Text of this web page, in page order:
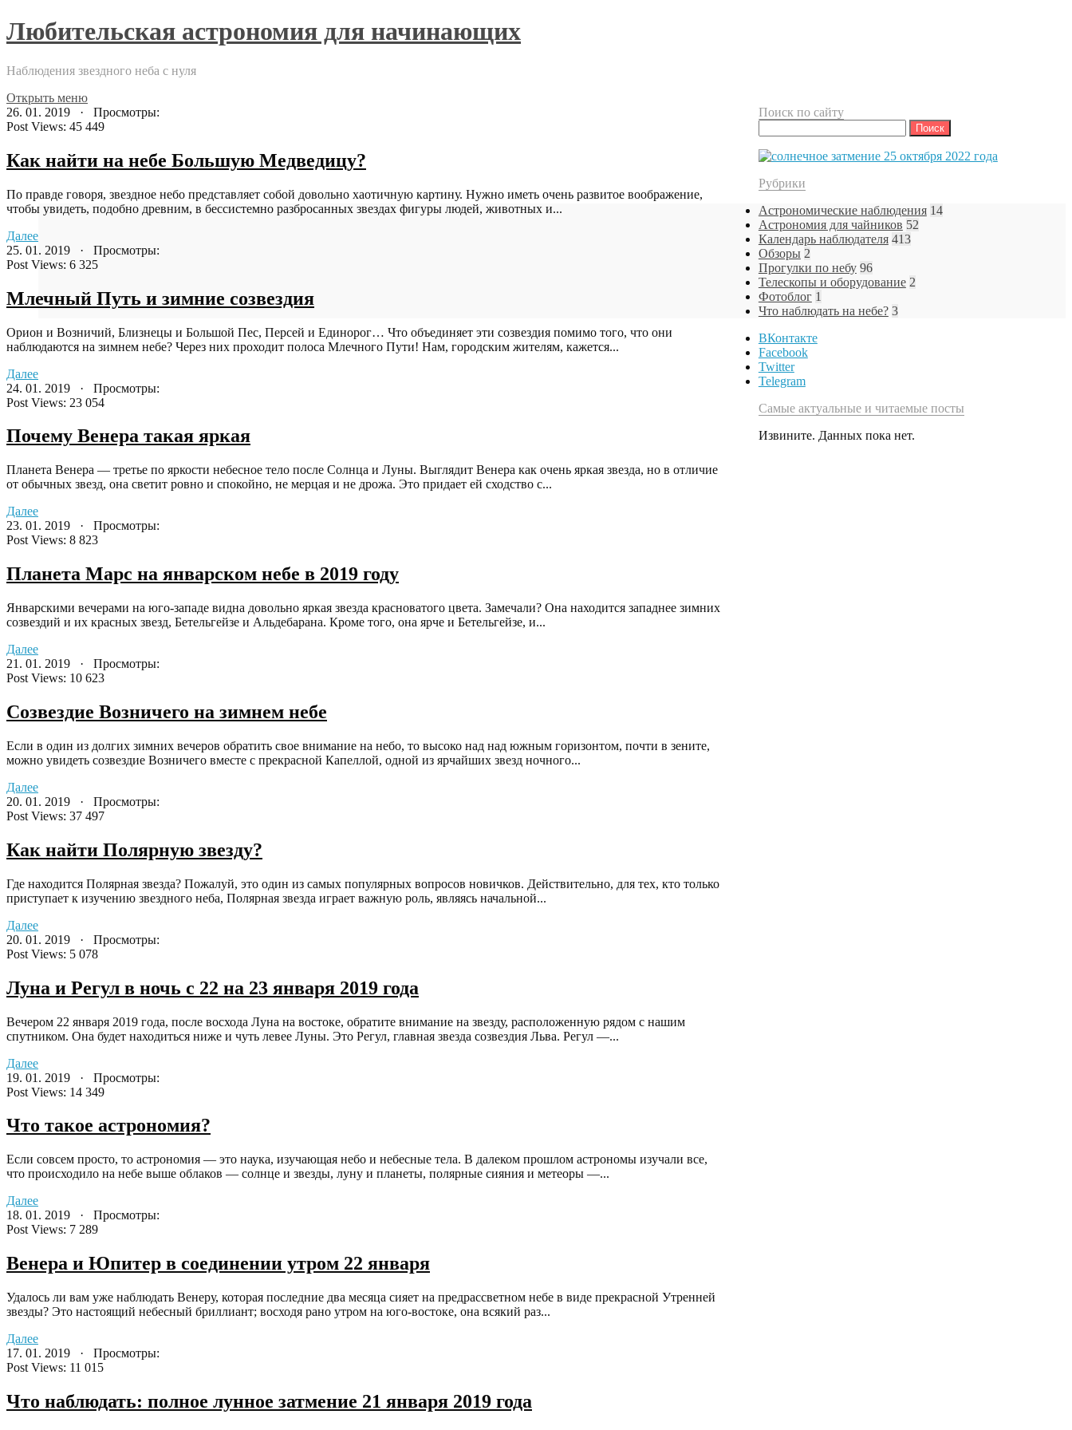
Любительская астрономия для начинающих
Наблюдения звездного неба с нуля
Открыть меню
26. 01. 2019 · Просмотры:
Post Views: 45 449
Как найти на небе Большую Медведицу?
По правде говоря, звездное небо представляет собой довольно хаотичную картину. Нужно иметь очень развитое воображение,
чтобы увидеть, подобно древним, в бессистемно разбросанных звездах фигуры людей, животных и...
Далее
25. 01. 2019 · Просмотры:
Post Views: 6 325
Млечный Путь и зимние созвездия
Орион и Возничий, Близнецы и Большой Пес, Персей и Единорог… Что объединяет эти созвездия помимо того, что они
наблюдаются на зимнем небе? Через них проходит полоса Млечного Пути! Нам, городским жителям, кажется...
Далее
24. 01. 2019 · Просмотры:
Post Views: 23 054
Почему Венера такая яркая
Планета Венера — третье по яркости небесное тело после Солнца и Луны. Выглядит Венера как очень яркая звезда, но в отличие
от обычных звезд, она светит ровно и спокойно, не мерцая и не дрожа. Это придает ей сходство с...
Далее
23. 01. 2019 · Просмотры:
Post Views: 8 823
Планета Марс на январском небе в 2019 году
Январскими вечерами на юго-западе видна довольно яркая звезда красноватого цвета. Замечали? Она находится западнее зимних
созвездий и их красных звезд, Бетельгейзе и Альдебарана. Кроме того, она ярче и Бетельгейзе, и...
Далее
21. 01. 2019 · Просмотры:
Post Views: 10 623
Созвездие Возничего на зимнем небе
Если в один из долгих зимних вечеров обратить свое внимание на небо, то высоко над над южным горизонтом, почти в зените,
можно увидеть созвездие Возничего вместе с прекрасной Капеллой, одной из ярчайших звезд ночного...
Далее
20. 01. 2019 · Просмотры:
Post Views: 37 497
Как найти Полярную звезду?
Где находится Полярная звезда? Пожалуй, это один из самых популярных вопросов новичков. Действительно, для тех, кто только
приступает к изучению звездного неба, Полярная звезда играет важную роль, являясь начальной...
Далее
20. 01. 2019 · Просмотры:
Post Views: 5 078
Луна и Регул в ночь с 22 на 23 января 2019 года
Вечером 22 января 2019 года, после восхода Луна на востоке, обратите внимание на звезду, расположенную рядом с нашим
спутником. Она будет находиться ниже и чуть левее Луны. Это Регул, главная звезда созвездия Льва. Регул —...
Далее
19. 01. 2019 · Просмотры:
Post Views: 14 349
Что такое астрономия?
Если совсем просто, то астрономия — это наука, изучающая небо и небесные тела. В далеком прошлом астрономы изучали все,
что происходило на небе выше облаков — солнце и звезды, луну и планеты, полярные сияния и метеоры —...
Далее
18. 01. 2019 · Просмотры:
Post Views: 7 289
Венера и Юпитер в соединении утром 22 января
Удалось ли вам уже наблюдать Венеру, которая последние два месяца сияет на предрассветном небе в виде прекрасной Утренней
звезды? Это настоящий небесный бриллиант; восходя рано утром на юго-востоке, она всякий раз...
Далее
17. 01. 2019 · Просмотры:
Post Views: 11 015
Что наблюдать: полное лунное затмение 21 января 2019 года
Поиск по сайту
Рубрики
Астрономические наблюдения 14
Астрономия для чайников 52
Календарь наблюдателя 413
Обзоры 2
Прогулки по небу 96
Телескопы и оборудование 2
Фотоблог 1
Что наблюдать на небе? 3
ВКонтакте
Facebook
Twitter
Telegram
Самые актуальные и читаемые посты
Извините. Данных пока нет.